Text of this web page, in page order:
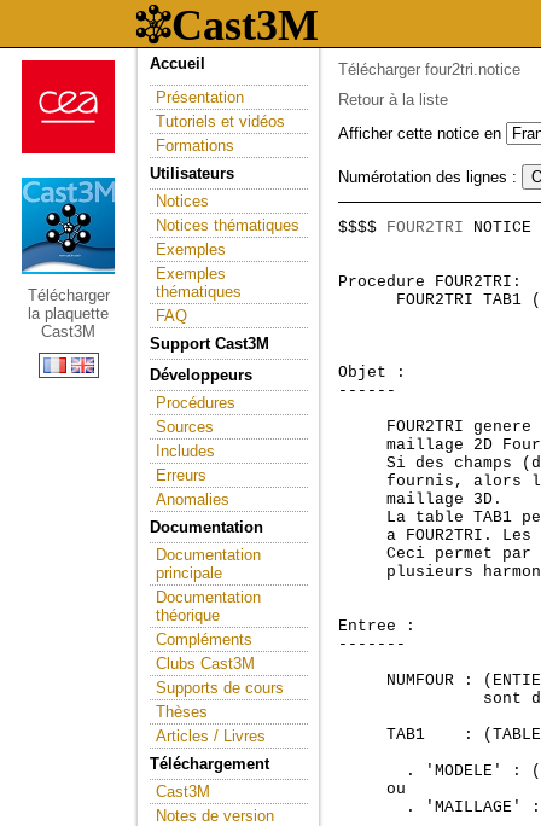
Télécharger
la plaquette
Cast3M
Accueil
Présentation
Tutoriels et vidéos
Formations
Utilisateurs
Notices
Notices thématiques
Exemples
Exemples
thématiques
FAQ
Support Cast3M
Développeurs
Procédures
Sources
Includes
Erreurs
Anomalies
Documentation
Documentation
principale
Documentation
théorique
Compléments
Clubs Cast3M
Supports de cours
Thèses
Articles / Livres
Téléchargement
Cast3M
Notes de version
Télécharger four2tri.notice
Retour à la liste
Afficher cette notice en
Numérotation des lignes :
$$$$ FOUR2TRI
Procedure
FOUR2TRI TAB1
Objet :
------
FOUR2TRI
maillage 2D
Si des champs
fournis, alors
     maillage 3D.
La table TAB1
a FOUR2TRI.
Ceci permet
plusieurs
Entree :
-------
NUMFOUR :
sont
TAB1    :
. 'MODELE' :
     ou
. 'MAILLAGE'